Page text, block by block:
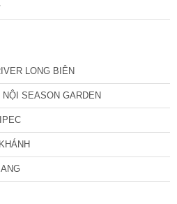
LONG BIÊN
SEASON GARDEN